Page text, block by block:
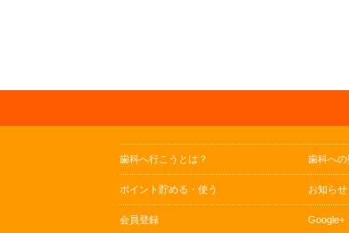
歯科へ行こうとは？
ポイント貯める・使う
会員登録
歯科へ
お知らせ
Google+